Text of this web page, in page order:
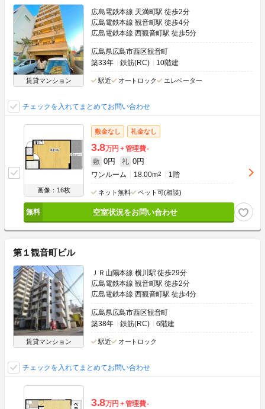
賃貸マンション
広島電鉄本線 天満町駅 徒歩2分
広島電鉄本線 観音町駅 徒歩4分
広島電鉄本線 西観音町駅 徒歩5分
広島県広島市西区観音町
築33年
鉄筋(RC) 10階建
駅近 オートロック エレベーター
チェックを入れてまとめてお問い合わせ
画像：16枚
敷金なし 礼金なし
3.8万円 管理費-
敷 0円 礼 0円
ワンルーム 18.00m2 1階
ネット無料 ペット可(相談)
空室状況をお問い合わせ
第１観音町ビル
賃貸マンション
ＪＲ山陽本線 横川駅 徒歩29分
広島電鉄本線 観音町駅 徒歩2分
広島電鉄本線 西観音町駅 徒歩4分
広島県広島市西区観音町
築38年
鉄筋(RC) 6階建
駅近 オートロック
チェックを入れてまとめてお問い合わせ
3.8万円 管理費-